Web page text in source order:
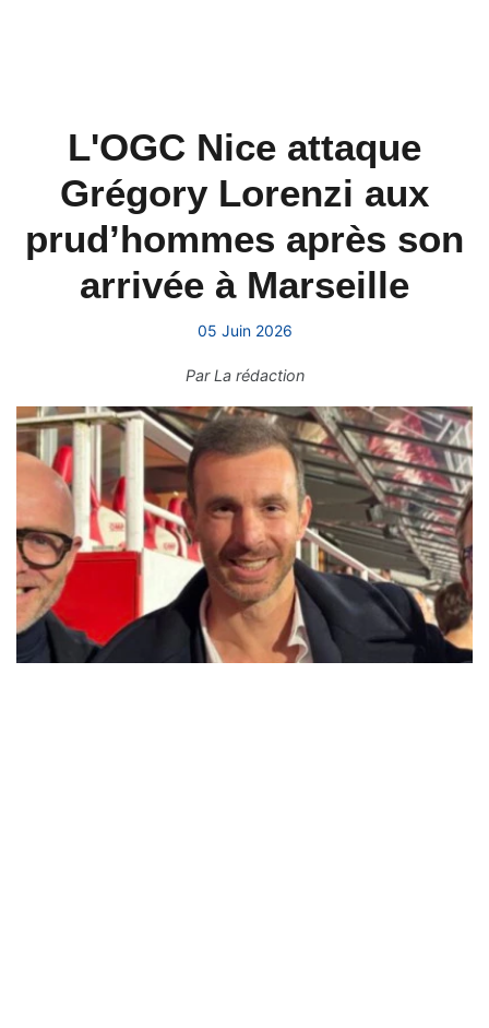
L'OGC Nice attaque
Grégory Lorenzi aux
prud’hommes après son
arrivée à Marseille
05 Juin 2026
ParLa rédaction